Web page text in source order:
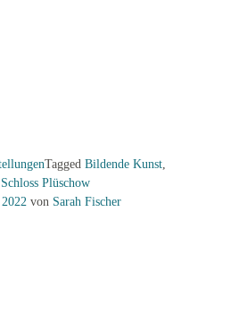
Tagged Bildende Kunst
Schloss Plüschow
von Sarah Fischer